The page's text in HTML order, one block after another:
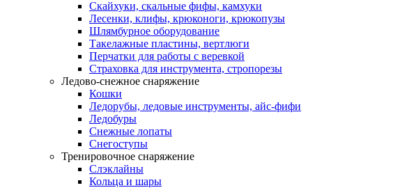
Скайхуки, скальные фифы, камхуки
Лесенки, клифы, крюконоги, крюкопузы
Шлямбурное оборудование
Такелажные пластины, вертлюги
Перчатки для работы с веревкой
Страховка для инструмента, стропорезы
Ледово-снежное снаряжение
Кошки
Ледорубы, ледовые инструменты, айс-фифи
Ледобуры
Снежные лопаты
Снегоступы
Тренировочное снаряжение
Слэклайны
Кольца и шары